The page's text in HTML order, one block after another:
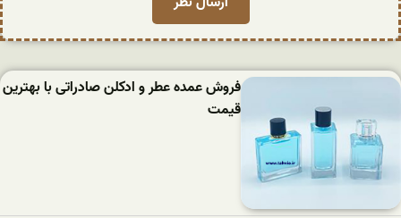
فروش عمده عطر و ادکلن صادراتی با بهترین
قیمت